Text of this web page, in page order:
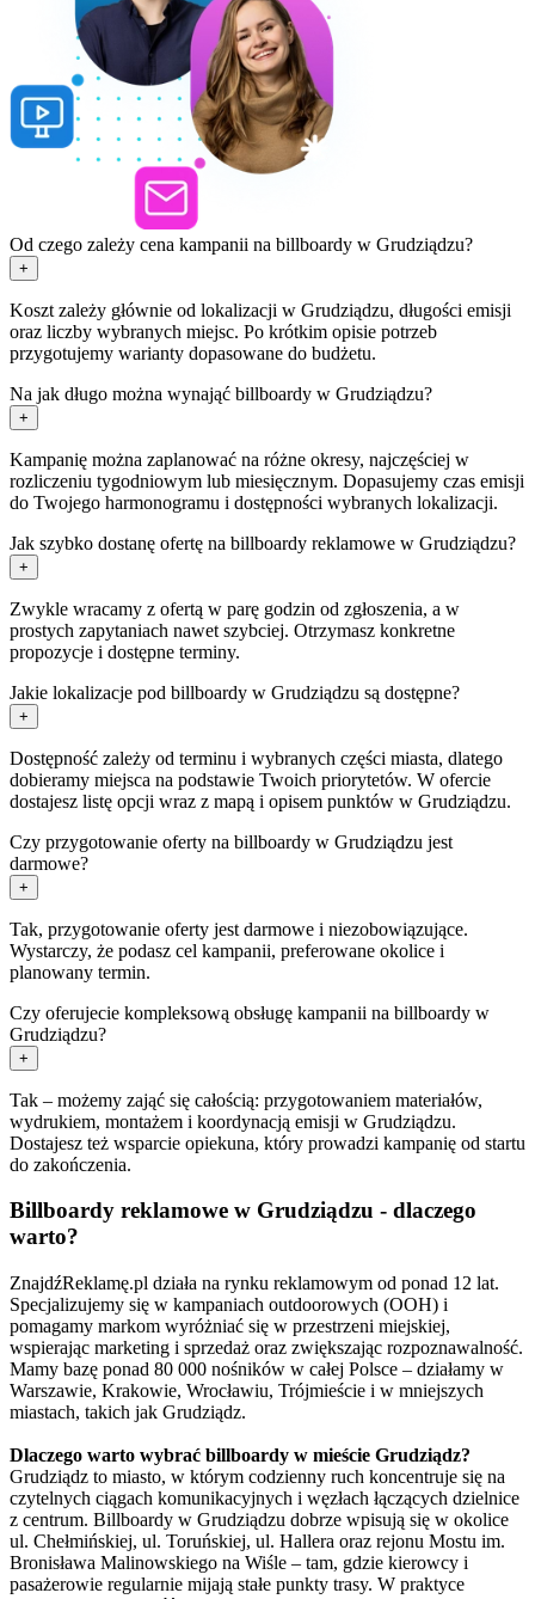
Od czego zależy cena kampanii na billboardy w Grudziądzu?
+
Koszt zależy głównie od lokalizacji w Grudziądzu, długości emisji
oraz liczby wybranych miejsc. Po krótkim opisie potrzeb
przygotujemy warianty dopasowane do budżetu.
Na jak długo można wynająć billboardy w Grudziądzu?
+
Kampanię można zaplanować na różne okresy, najczęściej w
rozliczeniu tygodniowym lub miesięcznym. Dopasujemy czas emisji
do Twojego harmonogramu i dostępności wybranych lokalizacji.
Jak szybko dostanę ofertę na billboardy reklamowe w Grudziądzu?
+
Zwykle wracamy z ofertą w parę godzin od zgłoszenia, a w
prostych zapytaniach nawet szybciej. Otrzymasz konkretne
propozycje i dostępne terminy.
Jakie lokalizacje pod billboardy w Grudziądzu są dostępne?
+
Dostępność zależy od terminu i wybranych części miasta, dlatego
dobieramy miejsca na podstawie Twoich priorytetów. W ofercie
dostajesz listę opcji wraz z mapą i opisem punktów w Grudziądzu.
Czy przygotowanie oferty na billboardy w Grudziądzu jest
darmowe?
+
Tak, przygotowanie oferty jest darmowe i niezobowiązujące.
Wystarczy, że podasz cel kampanii, preferowane okolice i
planowany termin.
Czy oferujecie kompleksową obsługę kampanii na billboardy w
Grudziądzu?
+
Tak – możemy zająć się całością: przygotowaniem materiałów,
wydrukiem, montażem i koordynacją emisji w Grudziądzu.
Dostajesz też wsparcie opiekuna, który prowadzi kampanię od startu
do zakończenia.
Billboardy reklamowe w Grudziądzu - dlaczego
warto?
ZnajdźReklamę.pl działa na rynku reklamowym od ponad 12 lat.
Specjalizujemy się w kampaniach outdoorowych (OOH) i
pomagamy markom wyróżniać się w przestrzeni miejskiej,
wspierając marketing i sprzedaż oraz zwiększając rozpoznawalność.
Mamy bazę ponad 80 000 nośników w całej Polsce – działamy w
Warszawie, Krakowie, Wrocławiu, Trójmieście i w mniejszych
miastach, takich jak Grudziądz.
Dlaczego warto wybrać billboardy w mieście Grudziądz?
Grudziądz to miasto, w którym codzienny ruch koncentruje się na
czytelnych ciągach komunikacyjnych i węzłach łączących dzielnice
z centrum. Billboardy w Grudziądzu dobrze wpisują się w okolice
ul. Chełmińskiej, ul. Toruńskiej, ul. Hallera oraz rejonu Mostu im.
Bronisława Malinowskiego na Wiśle – tam, gdzie kierowcy i
pasażerowie regularnie mijają stałe punkty trasy. W praktyce